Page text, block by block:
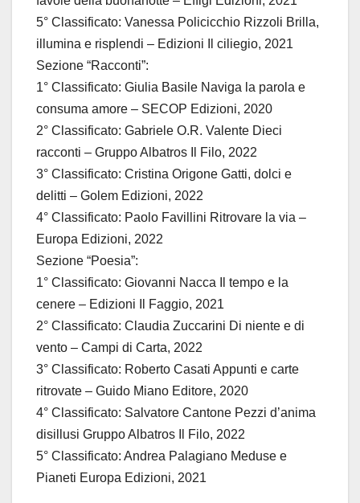
5° Classificato: Vanessa Policicchio Rizzoli Brilla,
illumina e risplendi – Edizioni Il ciliegio, 2021
Sezione “Racconti”:
1° Classificato: Giulia Basile Naviga la parola e
consuma amore – SECOP Edizioni, 2020
2° Classificato: Gabriele O.R. Valente Dieci
racconti – Gruppo Albatros Il Filo, 2022
3° Classificato: Cristina Origone Gatti, dolci e
delitti – Golem Edizioni, 2022
4° Classificato: Paolo Favillini Ritrovare la via –
Europa Edizioni, 2022
Sezione “Poesia”:
1° Classificato: Giovanni Nacca Il tempo e la
cenere – Edizioni Il Faggio, 2021
2° Classificato: Claudia Zuccarini Di niente e di
vento – Campi di Carta, 2022
3° Classificato: Roberto Casati Appunti e carte
ritrovate – Guido Miano Editore, 2020
4° Classificato: Salvatore Cantone Pezzi d’anima
disillusi Gruppo Albatros Il Filo, 2022
5° Classificato: Andrea Palagiano Meduse e
Pianeti Europa Edizioni, 2021